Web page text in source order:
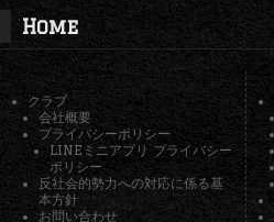
Home
クラブ
会社概要
プライバシーポリシー
LINEミニアプリ プライバシー
ポリシー
反社会的勢力への対応に係る基
本方針
お問い合わせ